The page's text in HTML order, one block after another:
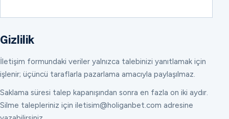
Gizlilik
İletişim formundaki veriler yalnızca talebinizi yanıtlamak için
işlenir; üçüncü taraflarla pazarlama amacıyla paylaşılmaz.
Saklama süresi talep kapanışından sonra en fazla on iki aydır.
Silme talepleriniz için iletisim@holiganbet.com adresine